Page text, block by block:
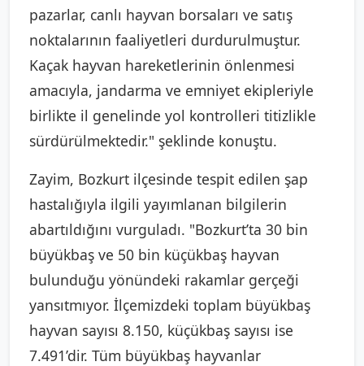
pazarlar, canlı hayvan borsaları ve satış
noktalarının faaliyetleri durdurulmuştur.
Kaçak hayvan hareketlerinin önlenmesi
amacıyla, jandarma ve emniyet ekipleriyle
birlikte il genelinde yol kontrolleri titizlikle
sürdürülmektedir." şeklinde konuştu.
Zayim, Bozkurt ilçesinde tespit edilen şap
hastalığıyla ilgili yayımlanan bilgilerin
abartıldığını vurguladı. "Bozkurt’ta 30 bin
büyükbaş ve 50 bin küçükbaş hayvan
bulunduğu yönündeki rakamlar gerçeği
yansıtmıyor. İlçemizdeki toplam büyükbaş
hayvan sayısı 8.150, küçükbaş sayısı ise
7.491’dir. Tüm büyükbaş hayvanlar